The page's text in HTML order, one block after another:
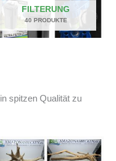
FILTERUNG
40 PRODUKTE
in spitzen Qualität zu